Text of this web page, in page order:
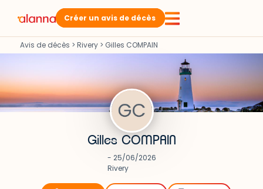
Créer un avis de décès
Avis de décès > Rivery > Gilles COMPAIN
Gilles COMPAIN
- 25/06/2026
Rivery